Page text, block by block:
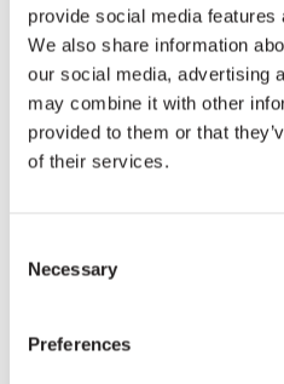
provide social media
We also share information
our social media, advertising
may combine it with other
provided to them or that
of their services.
Selection
Necessary
Preferences
HARTELIJK DANK
VEENA DE WAAL
Goed initiatief!
RACHEL BRIËT